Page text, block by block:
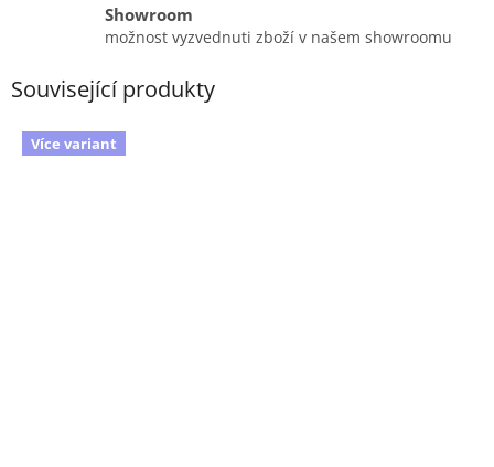
Showroom
možnost vyzvednuti zboží v našem showroomu
Související produkty
Více variant